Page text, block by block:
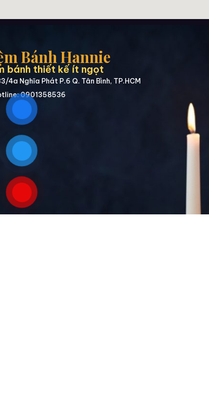
Bánh Hannie
bánh thiết kế ít ngọt
4a Nghĩa Phát P.6 Q. Tân Bình, TP.HCM
0901358536